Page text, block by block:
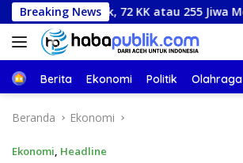
Langsung
ke
konten
Breaking News
72 KK atau 255 Jiwa Mengungsi
Beranda
Berita Ekonomi Politik Olahraga
Beranda Ekonomi
Ekonomi, Headline